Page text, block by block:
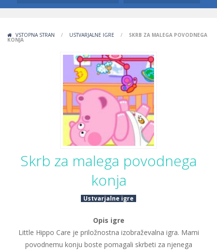
VSTOPNA STRAN / USTVARJALNE IGRE / SKRB ZA MALEGA POVODNEGA
KONJA
Skrb za malega povodnega
konja
Ustvarjalne igre
Opis igre
Little Hippo Care je priložnostna izobraževalna igra. Mami
povodnemu konju boste pomagali skrbeti za njenega